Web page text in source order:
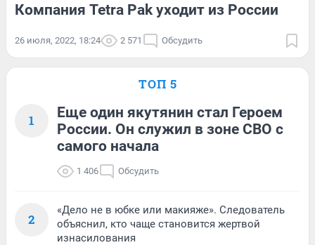
Компания Tetra Pak уходит из России
26 июля, 2022, 18:24 2 571 Обсудить
ТОП 5
1
Еще один якутянин стал Героем
России. Он служил в зоне СВО с
самого начала
1 406 Обсудить
2
«Дело не в юбке или макияже». Следователь
объяснил, кто чаще становится жертвой
изнасилования